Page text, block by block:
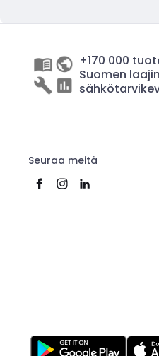
+170 000
Suomen laajin
Seuraa meitä